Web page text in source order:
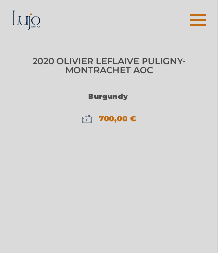
2020 OLIVIER LEFLAIVE PULIGNY-
MONTRACHET AOC
Burgundy
700,00 €